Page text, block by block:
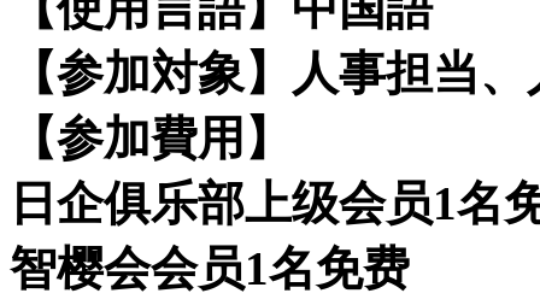
【参加対象】人事担当
【参加費用】
日企俱乐部上级会员1名
智樱会会员1名免费